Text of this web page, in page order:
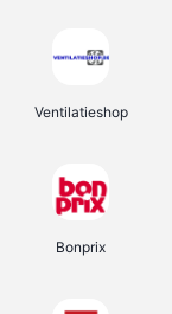
Ventilatieshop
Bonprix